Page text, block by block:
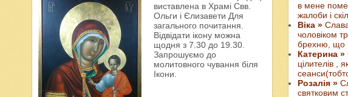
виставлена в Храмі Свв.
Ольги і Єлизавети Для
загального почитання.
Відвідати ікону можна
щодня з 7.30 до 19.30.
Запрошуємо до
молитовного чування біля
Ікони.
в мене
жалоби і
Віка »Слава
чоловіком
брехню, що
Катерина »
цілителів ,
Розалія »
святковим